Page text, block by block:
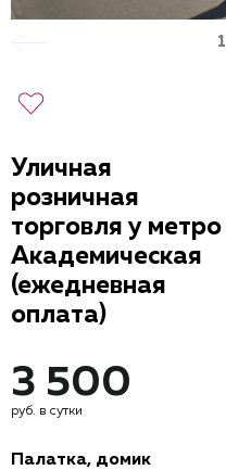
1
Уличная
розничная
торговля у метро
Академическая
(ежедневная
оплата)
Палатка, домик
3 500
руб. в сутки